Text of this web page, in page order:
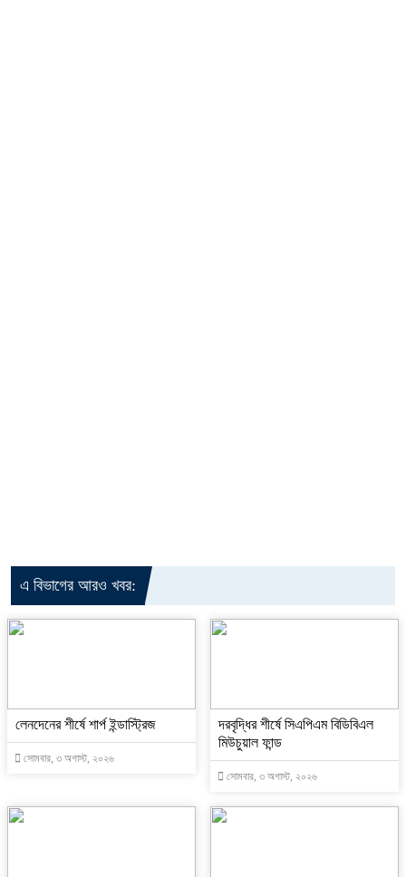
এ বিভাগের আরও খবর:
লেনদেনের শীর্ষে শার্প ইন্ডাস্ট্রিজ
সোমবার, ৩ অগাস্ট, ২০২৬
দরবৃদ্ধির শীর্ষে সিএপিএম বিডিবিএল
মিউচুয়াল ফান্ড
সোমবার, ৩ অগাস্ট, ২০২৬